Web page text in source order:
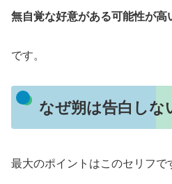
無自覚な好意がある可能性が高
です。
なぜ朔は告白しな
最大のポイントはこのセリフで